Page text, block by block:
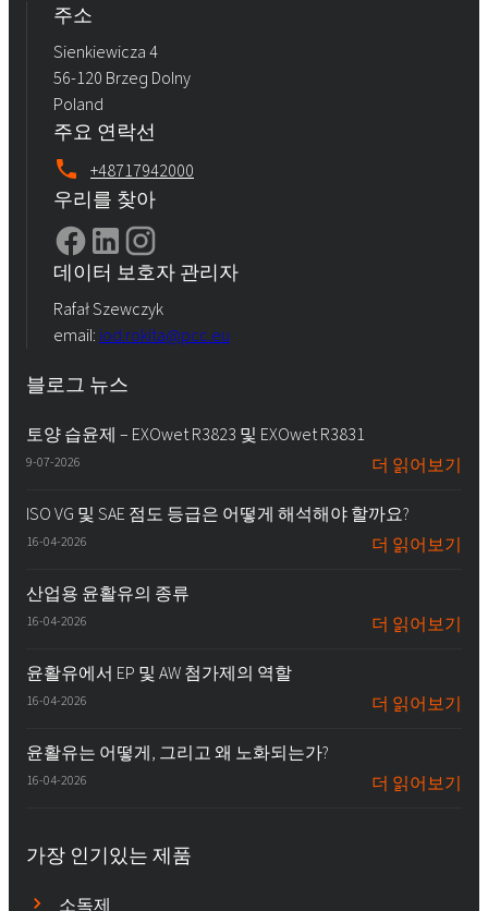
주소
Sienkiewicza 4
56-120 Brzeg Dolny
Poland
주요 연락선
+48717942000
우리를 찾아
데이터 보호자 관리자
Rafał Szewczyk
email: iod.rokita@pcc.eu
블로그 뉴스
토양 습윤제 – EXOwet R3823 및 EXOwet R3831
9-07-2026 더 읽어보기
ISO VG 및 SAE 점도 등급은 어떻게 해석해야 할까요?
16-04-2026 더 읽어보기
산업용 윤활유의 종류
16-04-2026 더 읽어보기
윤활유에서 EP 및 AW 첨가제의 역할
16-04-2026 더 읽어보기
윤활유는 어떻게, 그리고 왜 노화되는가?
16-04-2026 더 읽어보기
가장 인기있는 제품
소독제